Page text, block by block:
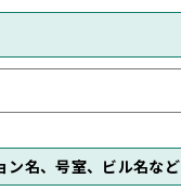
ン名、号室、ビル名など